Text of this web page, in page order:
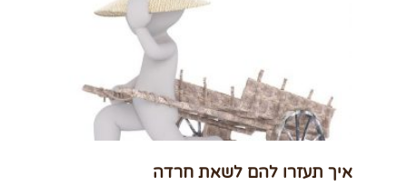
איך תעזרו להם לשאת חרדה